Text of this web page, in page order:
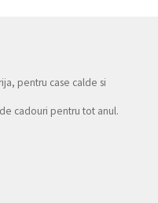
pentru case calde si
cadouri pentru tot anul.